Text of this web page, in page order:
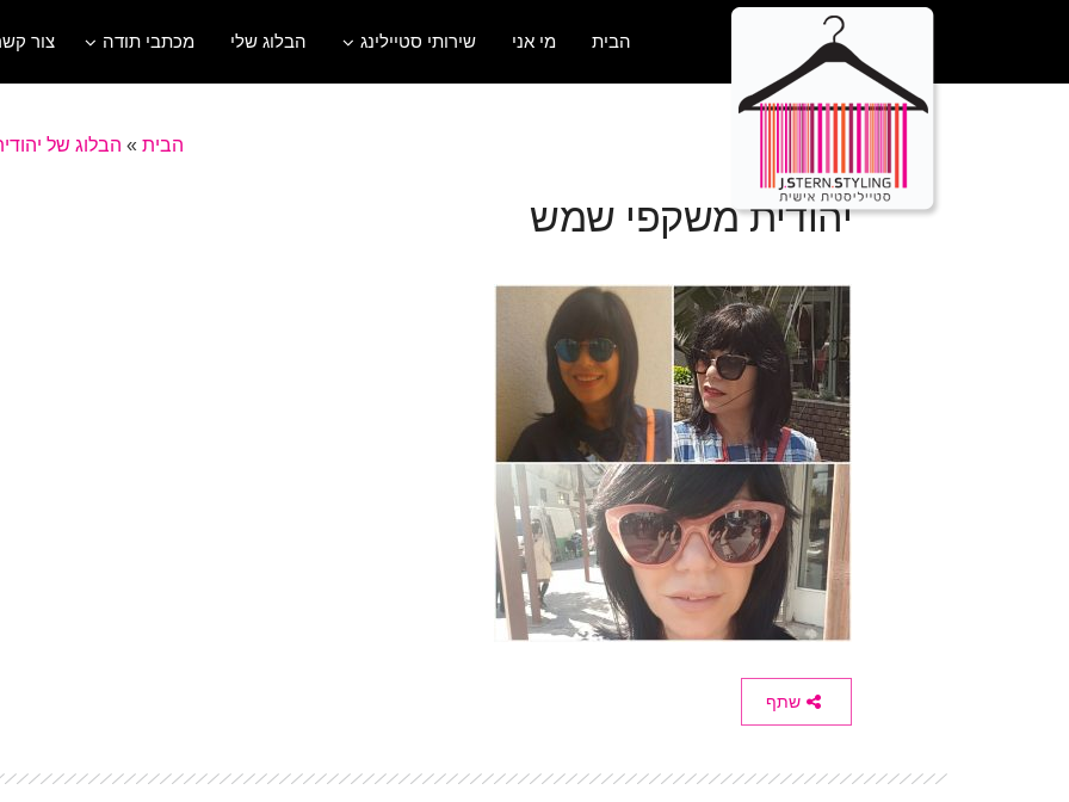
הבית מי אני שירותי סטיילינג הבלוג שלי מכתבי תודה צור
הבית » הבלוג של
יהודית משקפי שמש
שתף